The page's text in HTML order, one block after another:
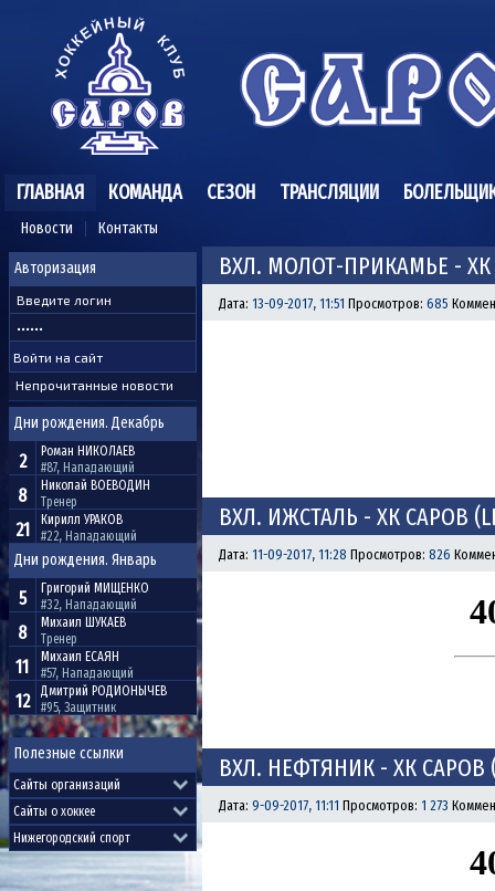
ГЛАВНАЯ
Новости Контакты
КОМАНДА СЕЗОН ТРАНСЛЯЦИИ
Авторизация
Непрочитанные новости
Дни рождения. Декабрь
2 Роман НИКОЛАЕВ
#87, Нападающий
8 Николай ВОЕВОДИН
Тренер
21 Кирилл УРАКОВ
#22, Нападающий
Дни рождения. Январь
5 Григорий МИЩЕНКО
#32, Нападающий
8 Михаил ШУКАЕВ
Тренер
11 Михаил ЕСАЯН
#57, Нападающий
12 Дмитрий РОДИОНЫЧЕВ
#95, Защитник
Полезные ссылки
ВХЛ. МОЛОТ-ПРИКАМЬЕ - ХК
Дата: 13-09-2017, 11:51 Просмотров: 685
ВХЛ. ИЖСТАЛЬ - ХК САРОВ
Дата: 11-09-2017, 11:28 Просмотров: 826
ВХЛ. НЕФТЯНИК - ХК САРОВ
Дата: 9-09-2017, 11:11 Просмотров: 1 273